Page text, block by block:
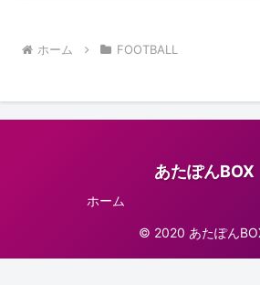
ホーム FOOTBALL
あたぽんBOX
ホーム
© 2020 あたぽん